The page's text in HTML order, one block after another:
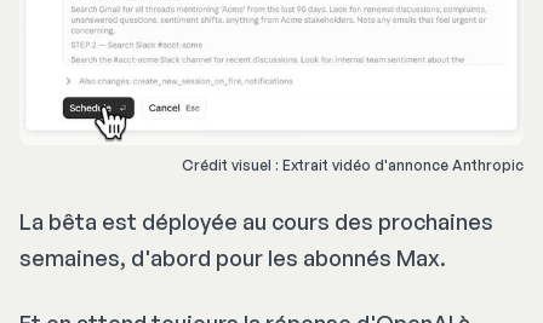
Crédit visuel : Extrait vidéo d'annonce Anthropic
La bêta est déployée au cours des prochaines
semaines, d'abord pour les abonnés Max.